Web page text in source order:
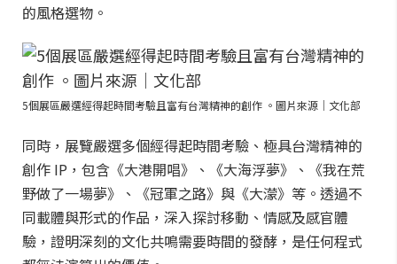
的風格選物。
5個展區嚴選經得起時間考驗且富有台灣精神的創作 。圖片來源｜文化部
同時，展覽嚴選多個經得起時間考驗、極具台灣精神的
創作 IP，包含《大港開唱》、《大海浮夢》、《我在荒
野做了一場夢》、《冠軍之路》與《大濛》等。透過不
同載體與形式的作品，深入探討移動、情感及感官體
驗，證明深刻的文化共鳴需要時間的發酵，是任何程式